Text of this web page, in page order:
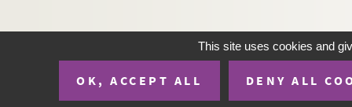
This site uses cookies and
OK, ACCEPT ALL DENY ALL